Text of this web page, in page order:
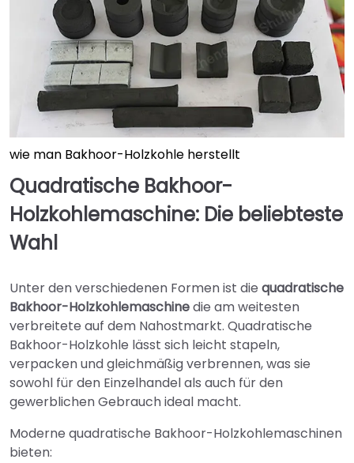
wie man Bakhoor-Holzkohle herstellt
Quadratische Bakhoor-
Holzkohlemaschine: Die beliebteste
Wahl
Unter den verschiedenen Formen ist die quadratische
Bakhoor-Holzkohlemaschinedie am weitesten
verbreitete auf dem Nahostmarkt. Quadratische
Bakhoor-Holzkohle lässt sich leicht stapeln,
verpacken und gleichmäßig verbrennen, was sie
sowohl für den Einzelhandel als auch für den
gewerblichen Gebrauch ideal macht.
Moderne quadratische Bakhoor-Holzkohlemaschinen
bieten: